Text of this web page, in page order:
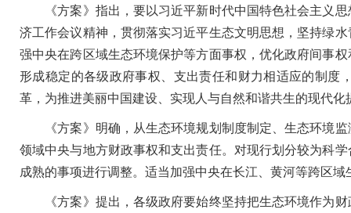
《方案》指出，要以习近平新时代中国特色社会主义思
济工作会议精神，贯彻落实习近平生态文明思想，坚持绿
强中央在跨区域生态环境保护等方面事权，优化政府间事
形成稳定的各级政府事权、支出责任和财力相适应的制度
革，为推进美丽中国建设、实现人与自然和谐共生的现代化
《方案》明确，从生态环境规划制度制定、生态环境监
领域中央与地方财政事权和支出责任。对现行划分较为科
成熟的事项进行调整。适当加强中央在长江、黄河等跨区
《方案》提出，各级政府要始终坚持把生态环境作为财